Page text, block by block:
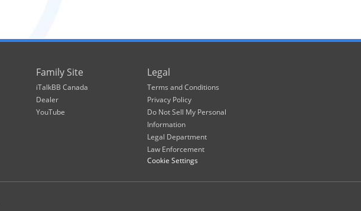
Family Site
iTalkBB Canada
Dealer
YouTube
Legal
Terms and Conditions
Privacy Policy
Do Not Sell My Personal
Information
Legal Department
Law Enforcement
Cookie Settings